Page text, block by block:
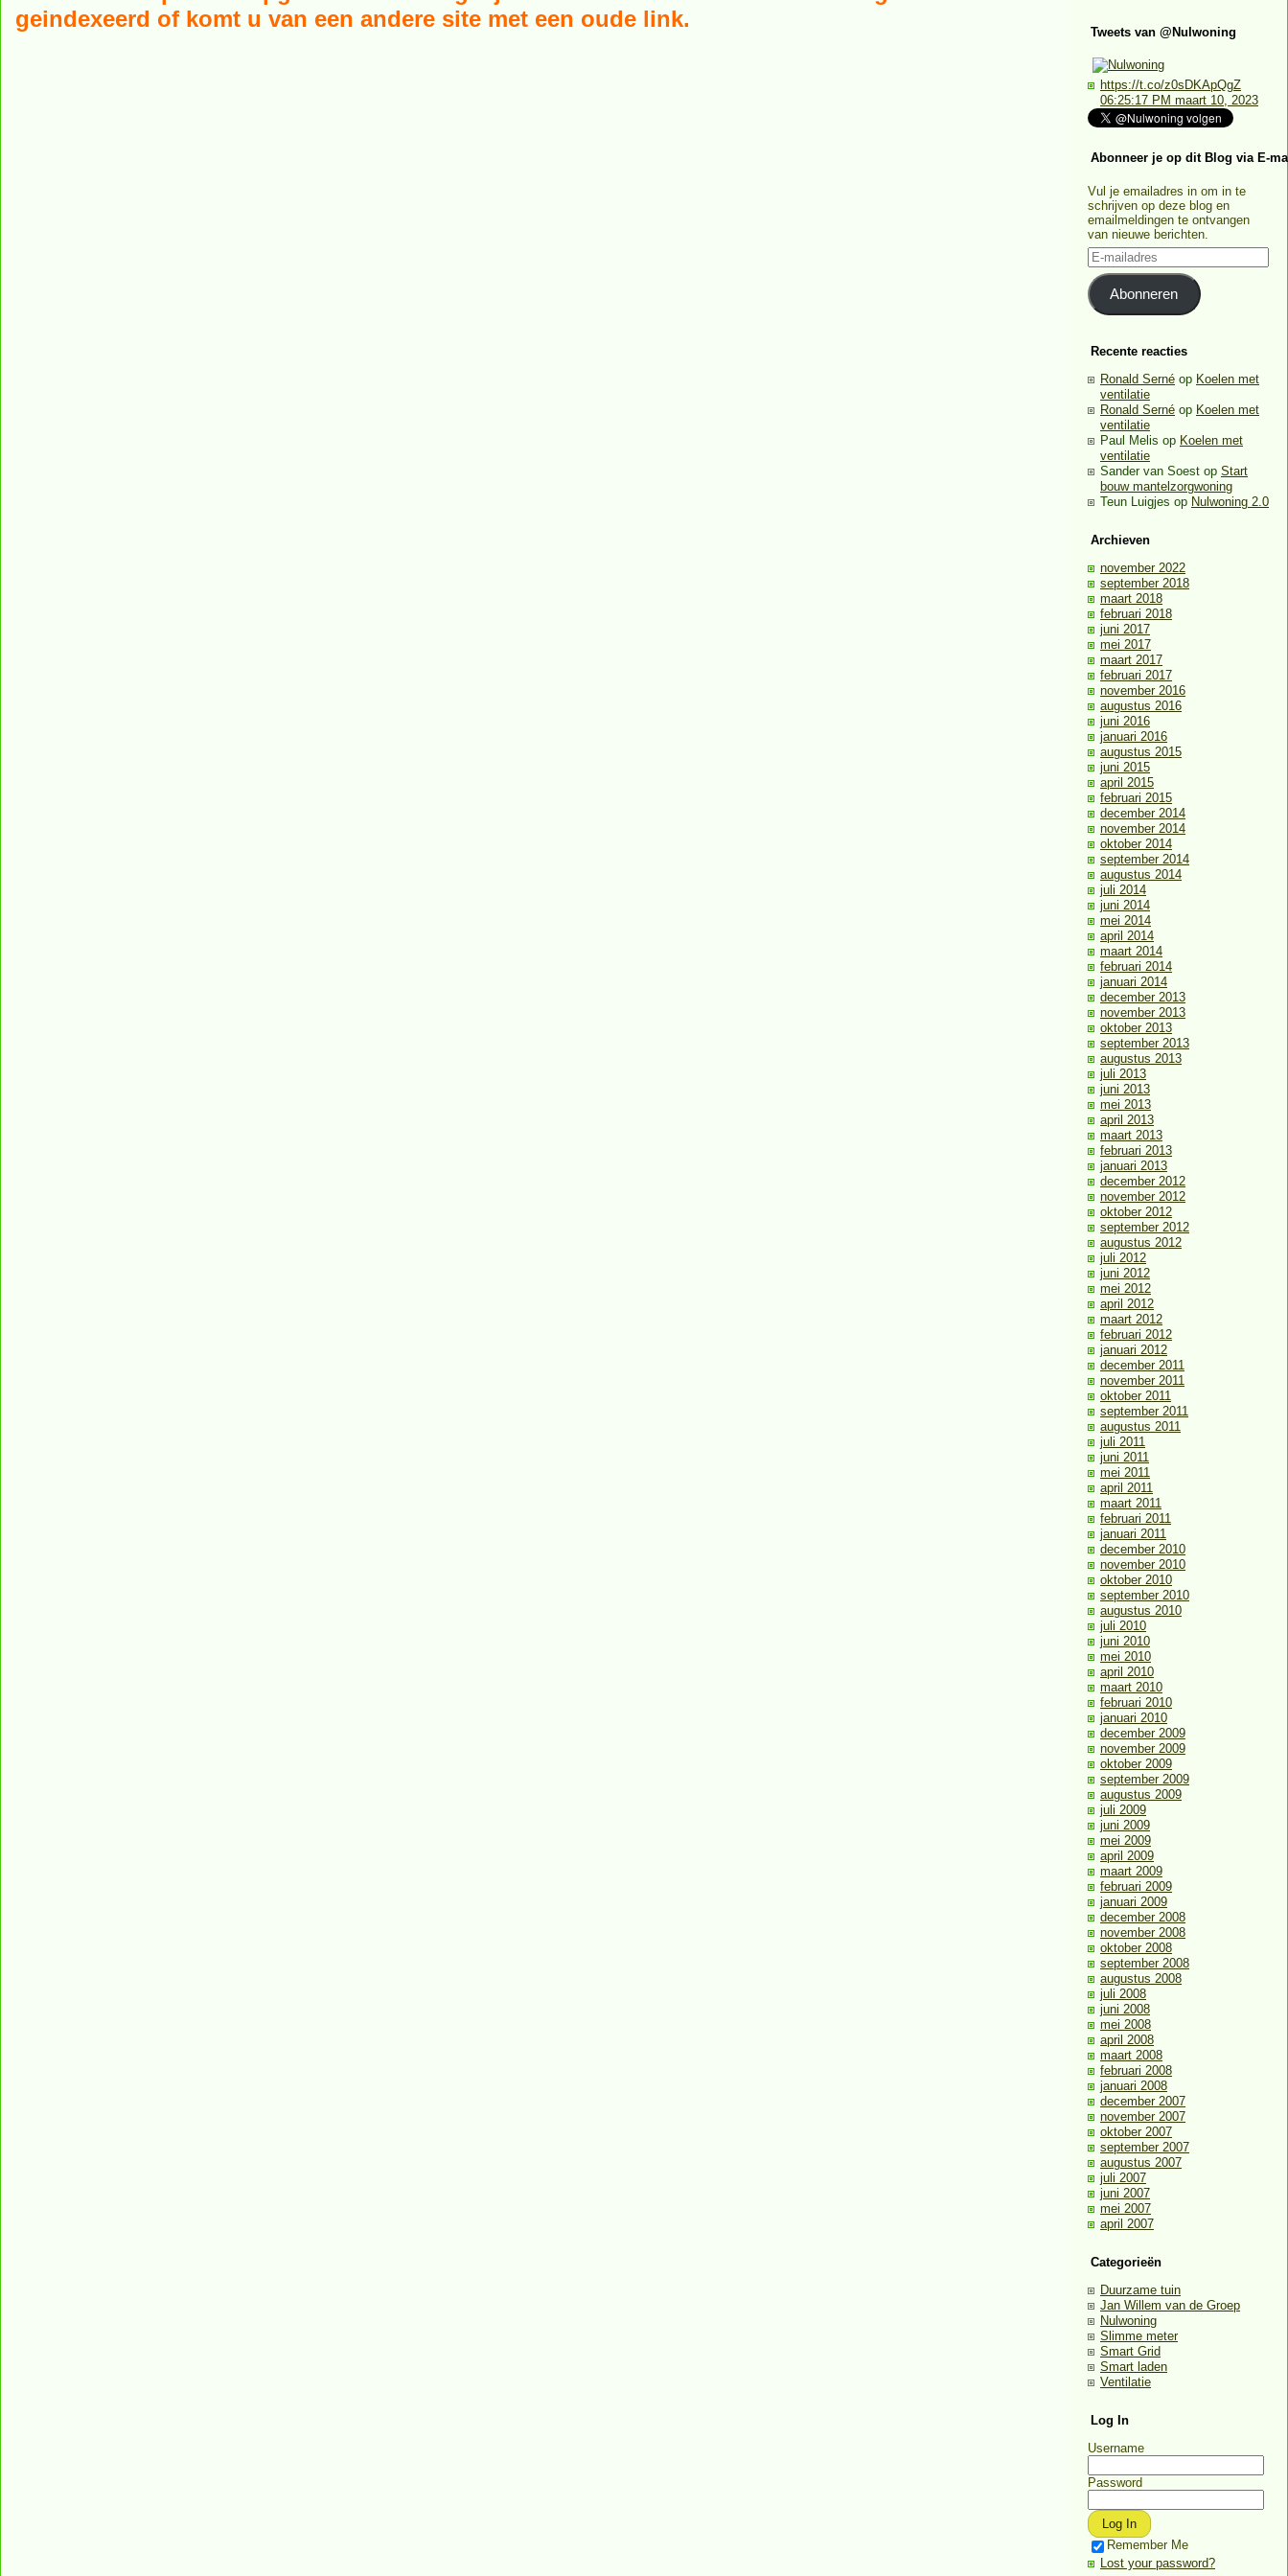
geindexeerd of komt u van een andere site met een oude link.
Tweets van @Nulwoning
https://t.co/z0sDKApQgZ
06:25:17 PM maart 10, 2023
Abonneer je op dit Blog via E-
Vul je emailadres in om in te
schrijven op deze blog en
emailmeldingen te ontvangen
van nieuwe berichten.
E-
mailadres
Abonneren
Recente reacties
Ronald Serné op Koelen met
ventilatie
Ronald Serné op Koelen met
ventilatie
Paul Melis op Koelen met
ventilatie
Sander van Soest op Start
bouw mantelzorgwoning
Teun Luigjes op Nulwoning 2.0
Archieven
november 2022
september 2018
maart 2018
februari 2018
juni 2017
mei 2017
maart 2017
februari 2017
november 2016
augustus 2016
juni 2016
januari 2016
augustus 2015
juni 2015
april 2015
februari 2015
december 2014
november 2014
oktober 2014
september 2014
augustus 2014
juli 2014
juni 2014
mei 2014
april 2014
maart 2014
februari 2014
januari 2014
december 2013
november 2013
oktober 2013
september 2013
augustus 2013
juli 2013
juni 2013
mei 2013
april 2013
maart 2013
februari 2013
januari 2013
december 2012
november 2012
oktober 2012
september 2012
augustus 2012
juli 2012
juni 2012
mei 2012
april 2012
maart 2012
februari 2012
januari 2012
december 2011
november 2011
oktober 2011
september 2011
augustus 2011
juli 2011
juni 2011
mei 2011
april 2011
maart 2011
februari 2011
januari 2011
december 2010
november 2010
oktober 2010
september 2010
augustus 2010
juli 2010
juni 2010
mei 2010
april 2010
maart 2010
februari 2010
januari 2010
december 2009
november 2009
oktober 2009
september 2009
augustus 2009
juli 2009
juni 2009
mei 2009
april 2009
maart 2009
februari 2009
januari 2009
december 2008
november 2008
oktober 2008
september 2008
augustus 2008
juli 2008
juni 2008
mei 2008
april 2008
maart 2008
februari 2008
januari 2008
december 2007
november 2007
oktober 2007
september 2007
augustus 2007
juli 2007
juni 2007
mei 2007
april 2007
Categorieën
Duurzame tuin
Jan Willem van de Groep
Nulwoning
Slimme meter
Smart Grid
Smart laden
Ventilatie
Log In
Username
Password
Remember Me
Lost your password?